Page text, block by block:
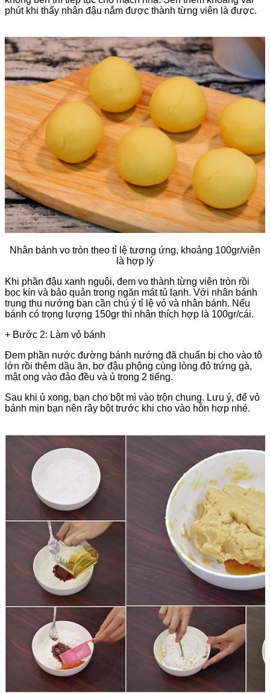
phút khi thấy nhân đậu nắm được thành từng viên là được.
Nhân bánh vo tròn theo tỉ lệ tương ứng, khoảng 100gr/viên
là hợp lý
Khi phần đậu xanh nguội, đem vo thành từng viên tròn rồi
bọc kín và bảo quản trong ngăn mát tủ lạnh. Với nhân bánh
trung thu nướng bạn cần chú ý tỉ lệ vỏ và nhân bánh. Nếu
bánh có trọng lượng 150gr thì nhân thích hợp là 100gr/cái.
+ Bước 2: Làm vỏ bánh
Đem phần nước đường bánh nướng đã chuẩn bị cho vào tô
lớn rồi thêm dầu ăn, bơ đậu phộng cùng lòng đỏ trứng gà,
mật ong vào đảo đều và ủ trong 2 tiếng.
Sau khi ủ xong, bạn cho bột mì vào trộn chung. Lưu ý, để vỏ
bánh mịn bạn nên rây bột trước khi cho vào hỗn hợp nhé.